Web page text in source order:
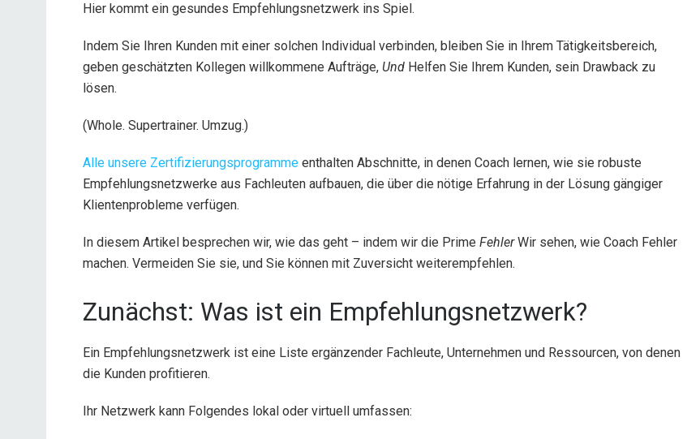
Hier kommt ein gesundes Empfehlungsnetzwerk ins Spiel.
Indem Sie Ihren Kunden mit einer solchen Individual verbinden, bleiben Sie in Ihrem Tätigkeitsbereich,
geben geschätzten Kollegen willkommene Aufträge, Und Helfen Sie Ihrem Kunden, sein Drawback zu
lösen.
(Whole. Supertrainer. Umzug.)
Alle unsere Zertifizierungsprogramme enthalten Abschnitte, in denen Coach lernen, wie sie robuste
Empfehlungsnetzwerke aus Fachleuten aufbauen, die über die nötige Erfahrung in der Lösung gängiger
Klientenprobleme verfügen.
In diesem Artikel besprechen wir, wie das geht – indem wir die Prime FehlerWir sehen, wie Coach Fehler
machen. Vermeiden Sie sie, und Sie können mit Zuversicht weiterempfehlen.
Zunächst: Was ist ein Empfehlungsnetzwerk?
Ein Empfehlungsnetzwerk ist eine Liste ergänzender Fachleute, Unternehmen und Ressourcen, von denen
die Kunden profitieren.
Ihr Netzwerk kann Folgendes lokal oder virtuell umfassen: